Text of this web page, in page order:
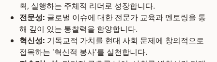
획, 실행하는 주체적 리더로 성장합니다.
전문성: 글로벌 이슈에 대한 전문가 교육과 멘토링을 통
해 깊이 있는 통찰력을 함양합니다.
혁신성: 기독교적 가치를 현대 사회 문제에 창의적으로
접목하는 '혁신적 봉사'를 실천합니다.